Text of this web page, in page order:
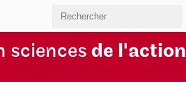
sciencesde l'action